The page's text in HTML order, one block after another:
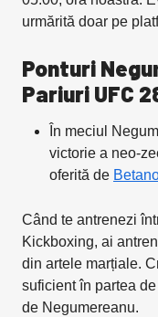
urmărită doar pe
Ponturi
Pariuri UFC
În meciul
victorie a neo-
oferită de
Când te antrenezi
Kickboxing, ai
din artele marțiale.
suficient în partea
de Negumereanu.